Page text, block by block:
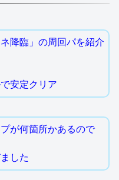
降臨」の周回パを紹介
安定クリア
が何箇所かあるので
した